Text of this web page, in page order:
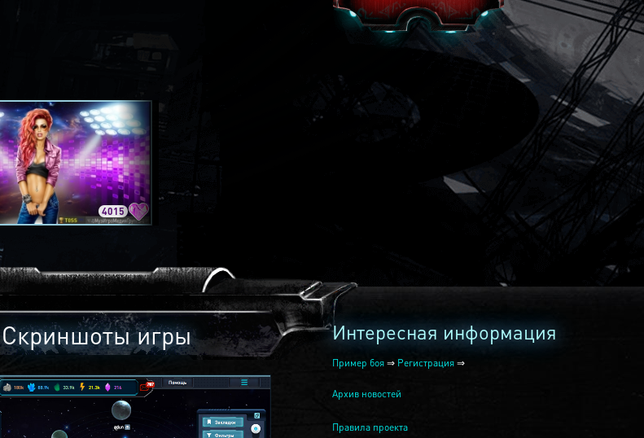
4015 2240
Скриншоты игры Интересная информация
Пример боя ⇒ Регистрация ⇒
Архив новостей
Правила проекта